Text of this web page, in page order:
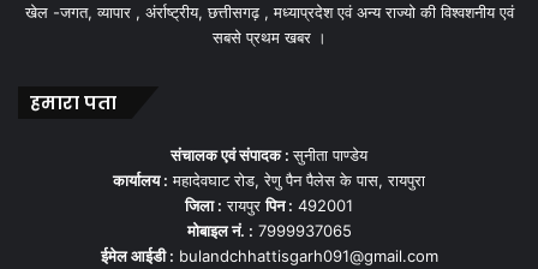
खेल -जगत, व्यापार , अंर्राष्ट्रीय, छत्तीसगढ़ , मध्याप्रदेश एवं अन्य राज्यो की विश्वशनीय एवं
सबसे प्रथम खबर ।
हमारा पता
संचालक एवं संपादक :सुनीता पाण्डेय
कार्यालय : महादेवघाट रोड, रेणु पैन पैलेस के पास, रायपुरा
जिला : रायपुरपिन : 492001
मोबाइल नं. : 7999937065
ईमेल आईडी : bulandchhattisgarh091@gmail.com